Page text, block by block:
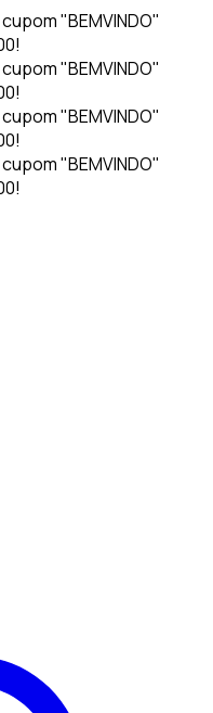
"BEMVINDO"
"BEMVINDO"
"BEMVINDO"
"BEMVINDO"